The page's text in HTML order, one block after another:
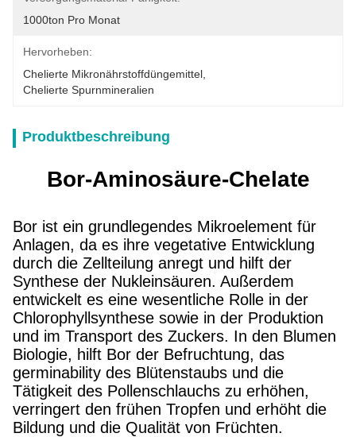
1000ton Pro Monat
Hervorheben:
Chelierte Mikronährstoffdüngemittel
Chelierte Spurnmineralien
Produktbeschreibung
Bor-Aminosäure-Chelate
Bor ist ein grundlegendes Mikroelement für
Anlagen, da es ihre vegetative Entwicklung
durch die Zellteilung anregt und hilft der
Synthese der Nukleinsäuren. Außerdem
entwickelt es eine wesentliche Rolle in der
Chlorophyllsynthese sowie in der Produktion
und im Transport des Zuckers. In den Blumen
Biologie, hilft Bor der Befruchtung, das
germinability des Blütenstaubs und die
Tätigkeit des Pollenschlauchs zu erhöhen,
verringert den frühen Tropfen und erhöht die
Bildung und die Qualität von Früchten.